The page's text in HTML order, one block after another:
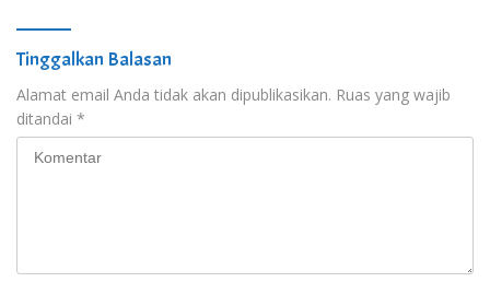
Tinggalkan Balasan
Alamat email Anda tidak akan dipublikasikan. Ruas yang wajib
ditandai *